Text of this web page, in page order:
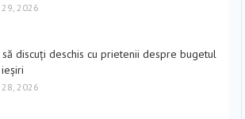
29, 2026
să discuți deschis cu prietenii despre bugetul
28, 2026